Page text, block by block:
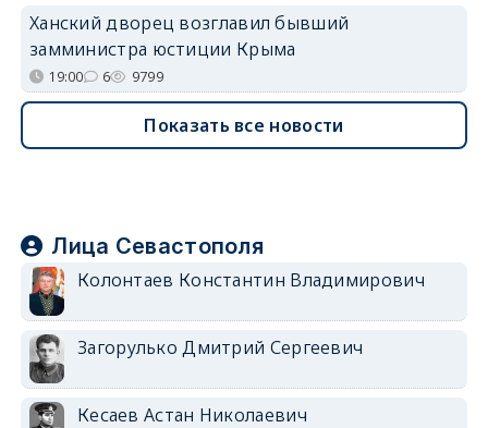
Ханский дворец возглавил бывший
замминистра юстиции Крыма
19:00 6 9799
Показать все новости
Лица Севастополя
Колонтаев Константин Владимирович
Загорулько Дмитрий Сергеевич
Кесаев Астан Николаевич